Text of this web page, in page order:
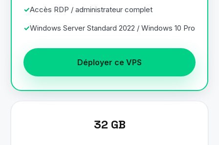
Accès RDP / administrateur complet
Windows Server Standard 2022 / Windows 10 Pro
Déployer ce VPS
32 GB